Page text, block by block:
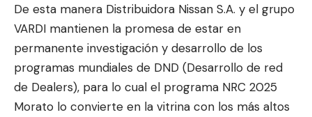
De esta manera Distribuidora Nissan S.A. y el grupo
VARDI mantienen la promesa de estar en
permanente investigación y desarrollo de los
programas mundiales de DND (Desarrollo de red
de Dealers), para lo cual el programa NRC 2025
Morato lo convierte en la vitrina con los más altos